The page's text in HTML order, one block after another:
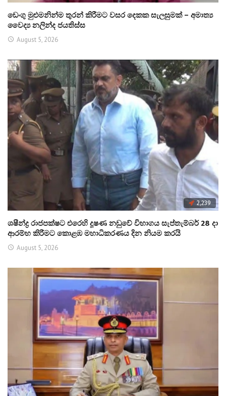
ඩෙංගු මුළුමනින්ම තුරන් කිරීමට වසර දෙකක සැලසුමක් – අමාත්‍ය
වෛද්‍ය නලින්ද ජයතිස්ස
August 5, 2026
2,239
ශෂීන්ද්‍ර රාජපක්ෂට එරෙහි දූෂණ නඩුවේ විභාගය සැප්තැම්බර් 28 දා
ආරම්භ කිරීමට කොළඹ මහාධිකරණය දින නියම කරයි
August 5, 2026